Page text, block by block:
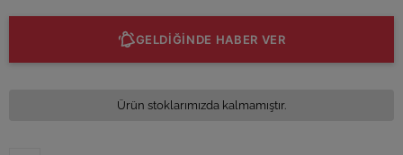
GELDİĞİNDE HABER VER
Ürün stoklarımızda kalmamıştır.